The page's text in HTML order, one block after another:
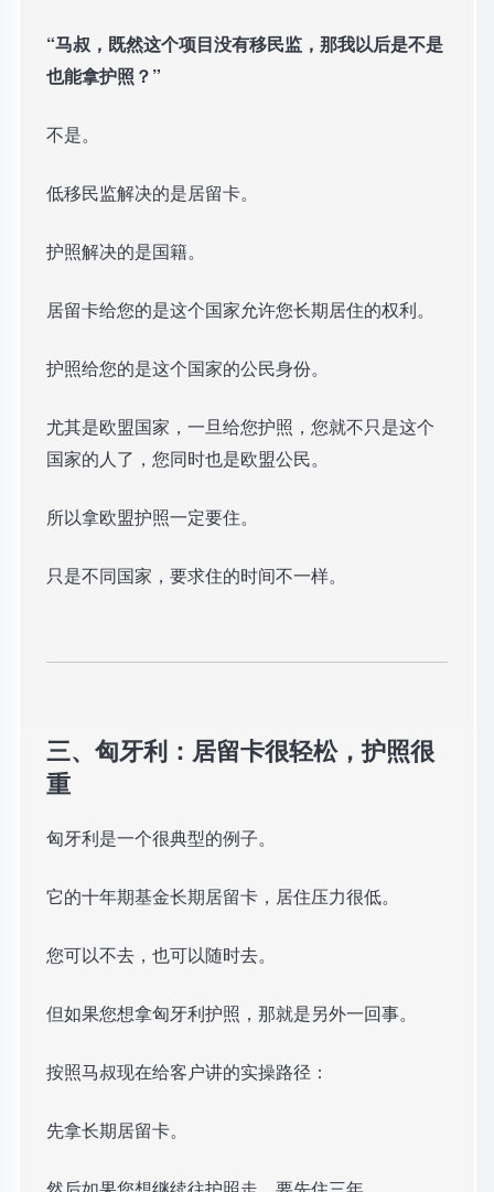
“马叔，既然这个项目没有移民监，那我以后是不是
也能拿护照？”
不是。
低移民监解决的是居留卡。
护照解决的是国籍。
居留卡给您的是这个国家允许您长期居住的权利。
护照给您的是这个国家的公民身份。
尤其是欧盟国家，一旦给您护照，您就不只是这个
国家的人了，您同时也是欧盟公民。
所以拿欧盟护照一定要住。
只是不同国家，要求住的时间不一样。
三、匈牙利：居留卡很轻松，护照很
重
匈牙利是一个很典型的例子。
它的十年期基金长期居留卡，居住压力很低。
您可以不去，也可以随时去。
但如果您想拿匈牙利护照，那就是另外一回事。
按照马叔现在给客户讲的实操路径：
先拿长期居留卡。